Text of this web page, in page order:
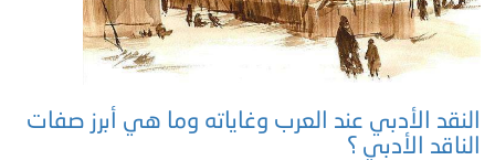
النقد الأدبي عند العرب وغاياته وما هي أبرز صفات
الناقد الأدبي ؟